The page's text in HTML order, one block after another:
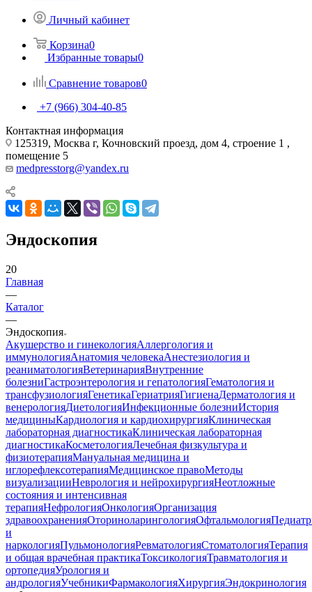
Личный кабинет
Корзина0
Избранные товары0
Сравнение товаров0
+7 (966) 304-40-85
Контактная информация
125319, Москва г, Кочновский проезд, дом 4, строение 1 ,
помещение 5
medpresstorg@yandex.ru
Эндоскопия
20
Главная
—
Каталог
—
Эндоскопия
Акушерство и гинекологияАллергология и
иммунологияАнатомия человекаАнестезиология и
реаниматологияВетеринарияВнутренние
болезниГастроэнтерология и гепатологияГематология и
трансфузиологияГенетикаГериатрияГигиенаДерматология и
венерологияДиетологияИнфекционные болезниИстория
медициныКардиология и кардиохирургияКлиническая
лабораторная диагностикаКлиническая лабораторная
диагностикаКосметологияЛечебная физкультура и
физиотерапияМануальная медицина и
иглорефлексотерапияМедицинское правоМетоды
визуализацииНеврология и нейрохирургияНеотложные
состояния и интенсивная
терапияНефрологияОнкологияОрганизация
здравоохраненияОториноларингологияОфтальмология
и
наркологияПульмонологияРевматологияСтоматологияТерапия
и общая врачебная практикаТоксикологияТравматология и
ортопедияУрология и
андрологияУчебникиФармакологияХирургияЭндокринология